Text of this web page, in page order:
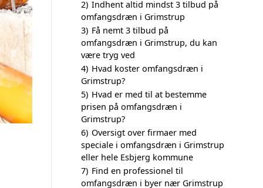
2) Indhent altid mindst 3 tilbud på
omfangsdræn i Grimstrup
3) Få nemt 3 tilbud på
omfangsdræn i Grimstrup, du kan
være tryg ved
4) Hvad koster omfangsdræn i
Grimstrup?
5) Hvad er med til at bestemme
prisen på omfangsdræn i
Grimstrup?
6) Oversigt over firmaer med
speciale i omfangsdræn i Grimstrup
eller hele Esbjerg kommune
7) Find en professionel til
omfangsdræn i byer nær Grimstrup